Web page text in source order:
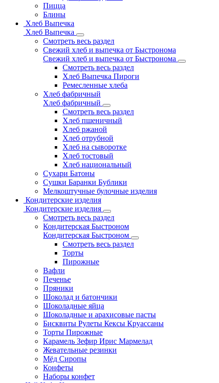
Пицца
Блины
Хлеб Выпечка
Хлеб Выпечка
Смотреть весь раздел
Свежий хлеб и выпечка от Быстронома
Свежий хлеб и выпечка от Быстронома
Смотреть весь раздел
Хлеб Выпечка Пироги
Ремесленные хлеба
Хлеб фабричный
Хлеб фабричный
Смотреть весь раздел
Хлеб пшеничный
Хлеб ржаной
Хлеб отрубной
Хлеб на сыворотке
Хлеб тостовый
Хлеб национальный
Сухари Батоны
Сушки Баранки Бублики
Мелкоштучные булочные изделия
Кондитерские изделия
Кондитерские изделия
Смотреть весь раздел
Кондитерская Быстроном
Кондитерская Быстроном
Смотреть весь раздел
Торты
Пирожные
Вафли
Печенье
Пряники
Шоколад и батончики
Шоколадные яйца
Шоколадные и арахисовые пасты
Бисквиты Рулеты Кексы Круассаны
Торты Пирожные
Карамель Зефир Ирис Мармелад
Жевательные резинки
Мёд Сиропы
Конфеты
Наборы конфет